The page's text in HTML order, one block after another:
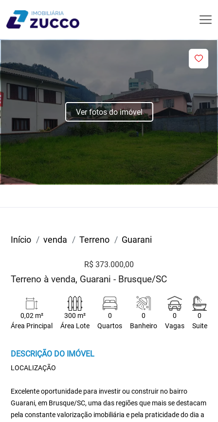
Ver fotos do imóvel
Início venda Terreno Guarani
R$ 373.000,00
Terreno à venda, Guarani - Brusque/SC
0,02 m²
Área Principal
300 m²
Área Lote
0
Quartos
0
Banheiro
0
Vagas
0
Suite
DESCRIÇÃO DO IMÓVEL
LOCALIZAÇÃO
Excelente oportunidade para investir ou construir no bairro
Guarani, em Brusque/SC, uma das regiões que mais se destacam
pela constante valorização imobiliária e pela praticidade do dia a